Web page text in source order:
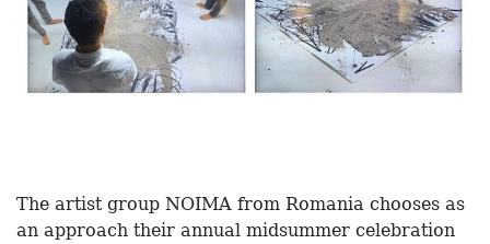
The artist group NOIMA from Romania chooses as
an approach their annual midsummer celebration